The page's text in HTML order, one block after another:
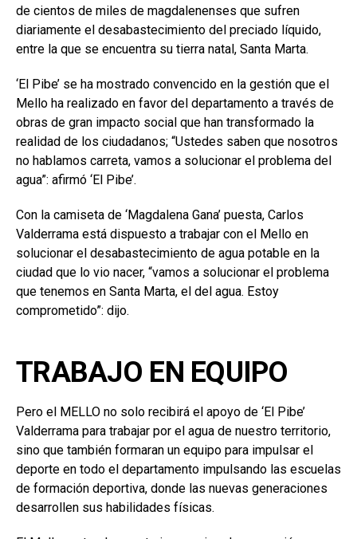
de cientos de miles de magdalenenses que sufren
diariamente el desabastecimiento del preciado líquido,
entre la que se encuentra su tierra natal, Santa Marta.
‘El Pibe’ se ha mostrado convencido en la gestión que el
Mello ha realizado en favor del departamento a través de
obras de gran impacto social que han transformado la
realidad de los ciudadanos; “Ustedes saben que nosotros
no hablamos carreta, vamos a solucionar el problema del
agua”: afirmó ‘El Pibe’.
Con la camiseta de ‘Magdalena Gana’ puesta, Carlos
Valderrama está dispuesto a trabajar con el Mello en
solucionar el desabastecimiento de agua potable en la
ciudad que lo vio nacer, “vamos a solucionar el problema
que tenemos en Santa Marta, el del agua. Estoy
comprometido”: dijo.
TRABAJO EN EQUIPO
Pero el MELLO no solo recibirá el apoyo de ‘El Pibe’
Valderrama para trabajar por el agua de nuestro territorio,
sino que también formaran un equipo para impulsar el
deporte en todo el departamento impulsando las escuelas
de formación deportiva, donde las nuevas generaciones
desarrollen sus habilidades físicas.